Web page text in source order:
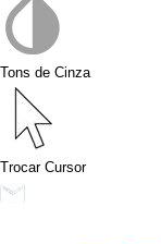
Tons de Cinza
Trocar Cursor